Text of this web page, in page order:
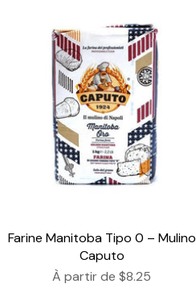
Farine Manitoba Tipo 0 – Mulino
Caputo
À partir de $8.25